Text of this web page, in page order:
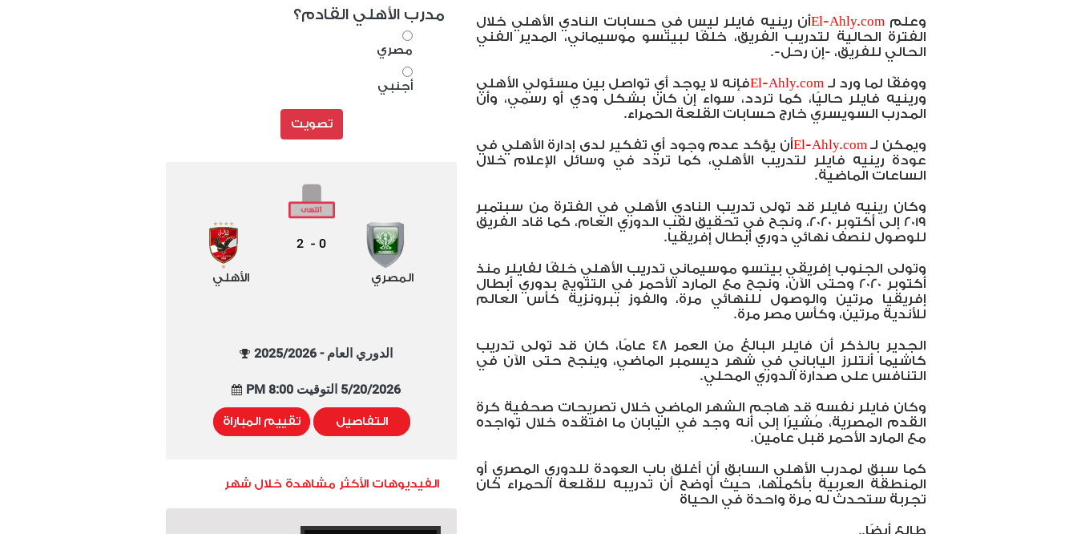
وعلم El-Ahly.comأن رينيه فايلر ليس في حسابات النادي الأهلي خلال
الفترة الحالية لتدريب الفريق، خلفًا لبيتسو موسيماني، المدير الفني
الحالي للفريق، -إن رحل-.
ووفقًا لما ورد لـ El-Ahly.comفإنه لا يوجد أي تواصل بين مسئولي الأهلي
ورينيه فايلر حاليًا، كما تردد، سواء إن كان بشكل ودي أو رسمي، وأن
المدرب السويسري خارج حسابات القلعة الحمراء.
ويمكن لـ El-Ahly.comأن يؤكد عدم وجود أي تفكير لدى إدارة الأهلي في
عودة رينيه فايلر لتدريب الأهلي، كما تردد في وسائل الإعلام خلال
الساعات الماضية.
وكان رينيه فايلر قد تولى تدريب النادي الأهلي في الفترة من سبتمبر
2019 إلى أكتوبر 2020، ونجح في تحقيق لقب الدوري العام، كما قاد الفريق
للوصول لنصف نهائي دوري أبطال إفريقيا.
وتولى الجنوب إفريقي بيتسو موسيماني تدريب الأهلي خلفًا لفايلر منذ
أكتوبر 2020 وحتى الآن، ونجح مع المارد الأحمر في التتويج بدوري أبطال
إفريقيا مرتين والوصول للنهائي مرة، والفوز ببرونزية كأس العالم
للأندية مرتين، وكأس مصر مرة.
الجدير بالذكر أن فايلر البالغ من العمر 48 عامًا، كان قد تولى تدريب
كاشيما أنتلرز الياباني في شهر ديسمبر الماضي، وينجح حتى الآن في
التنافس على صدارة الدوري المحلي.
وكان فايلر نفسه قد هاجم الشهر الماضي خلال تصريحات صحفية كرة
القدم المصرية، مُشيرًا إلى أنه وجد في اليابان ما افتقده خلال تواجده
مع المارد الأحمر قبل عامين.
كما سبق لمدرب الأهلي السابق أن أغلق باب العودة للدوري المصري أو
المنطقة العربية بأكملها، حيث أوضح أن تدريبه للقلعة الحمراء كان
تجربة ستحدث له مرة واحدة في الحياة
طالع أيضًا..
مدرب الأهلي القادم؟
مصري
أجنبي
تصويت
المصري
0
-
2
الأهلي
الدوري العام - 2025/2026
5/20/2026 التوقيت 8:00 PM
التفاصيل تقييم المباراة
الفيديوهات الأكثر مشاهدة خلال شهر